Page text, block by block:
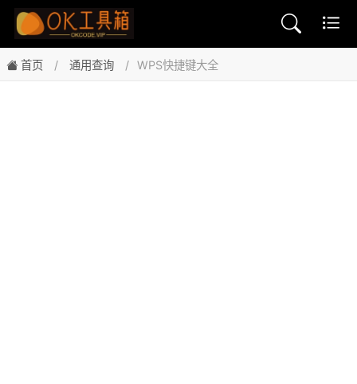
首页 通用查询 WPS快捷键大全